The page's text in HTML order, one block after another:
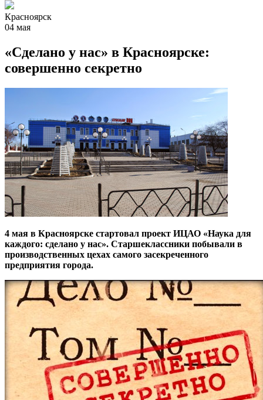
Красноярск
04 мая
«Сделано у нас» в Красноярске:
совершенно секретно
4 мая в Красноярске стартовал проект ИЦАО «Наука для
каждого: сделано у нас». Старшеклассники побывали в
производственных цехах самого засекреченного
предприятия города.